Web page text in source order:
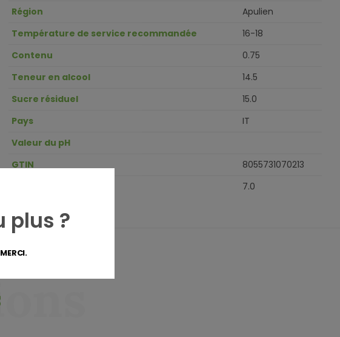
plus ?
Région
Apulien
Température de service recommandée
16-18
Contenu
0.75
Teneur en alcool
14.5
Sucre résiduel
15.0
Pays
IT
Valeur du pH
GTIN
8055731070213
7.0